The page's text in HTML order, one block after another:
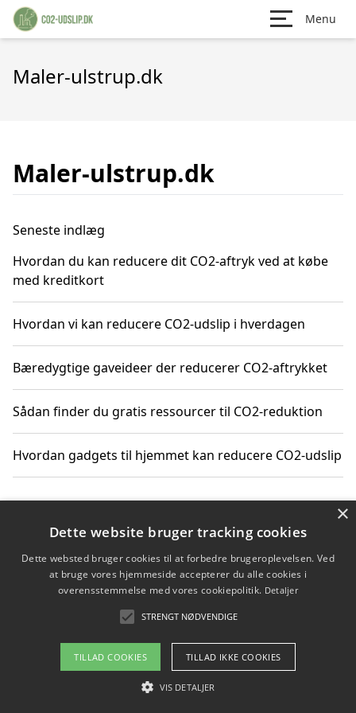
Menu
Maler-ulstrup.dk
Maler-ulstrup.dk
Seneste indlæg
Hvordan du kan reducere dit CO2-aftryk ved at købe
med kreditkort
Hvordan vi kan reducere CO2-udslip i hverdagen
Bæredygtige gaveideer der reducerer CO2-aftrykket
Sådan finder du gratis ressourcer til CO2-reduktion
Hvordan gadgets til hjemmet kan reducere CO2-udslip
Copyright 2026 - Pilanto Aps
Om / kontakt
Blog Betingelser
×
Dette website bruger tracking cookies
Dette websted bruger cookies til at forbedre brugeroplevelsen. Ved
at bruge vores hjemmeside accepterer du alle cookies i
overensstemmelse med vores cookiepolitik. Detaljer
STRENGT NØDVENDIGE
TILLAD COOKIES TILLAD IKKE COOKIES
VIS DETALJER